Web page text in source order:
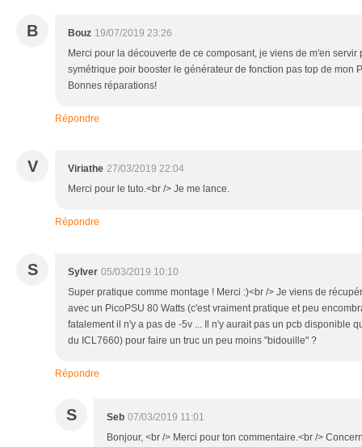
B Bouz 19/07/2019 23:26
Merci pour la découverte de ce composant, je viens de m'en servir
symétrique poir booster le générateur de fonction pas top de mon
Bonnes réparations!
Répondre
V Viriathe 27/03/2019 22:04
Merci pour le tuto.<br /> Je me lance.
Répondre
S Sylver 05/03/2019 10:10
Super pratique comme montage ! Merci :)<br /> Je viens de
avec un PicoPSU 80 Watts (c'est vraiment pratique et peu
fatalement il n'y a pas de -5v ... Il n'y aurait pas un pcb disponible
du ICL7660) pour faire un truc un peu moins "bidouille" ?
Répondre
S Seb 07/03/2019 11:01
Bonjour, <br /> Merci pour ton commentaire.<br />